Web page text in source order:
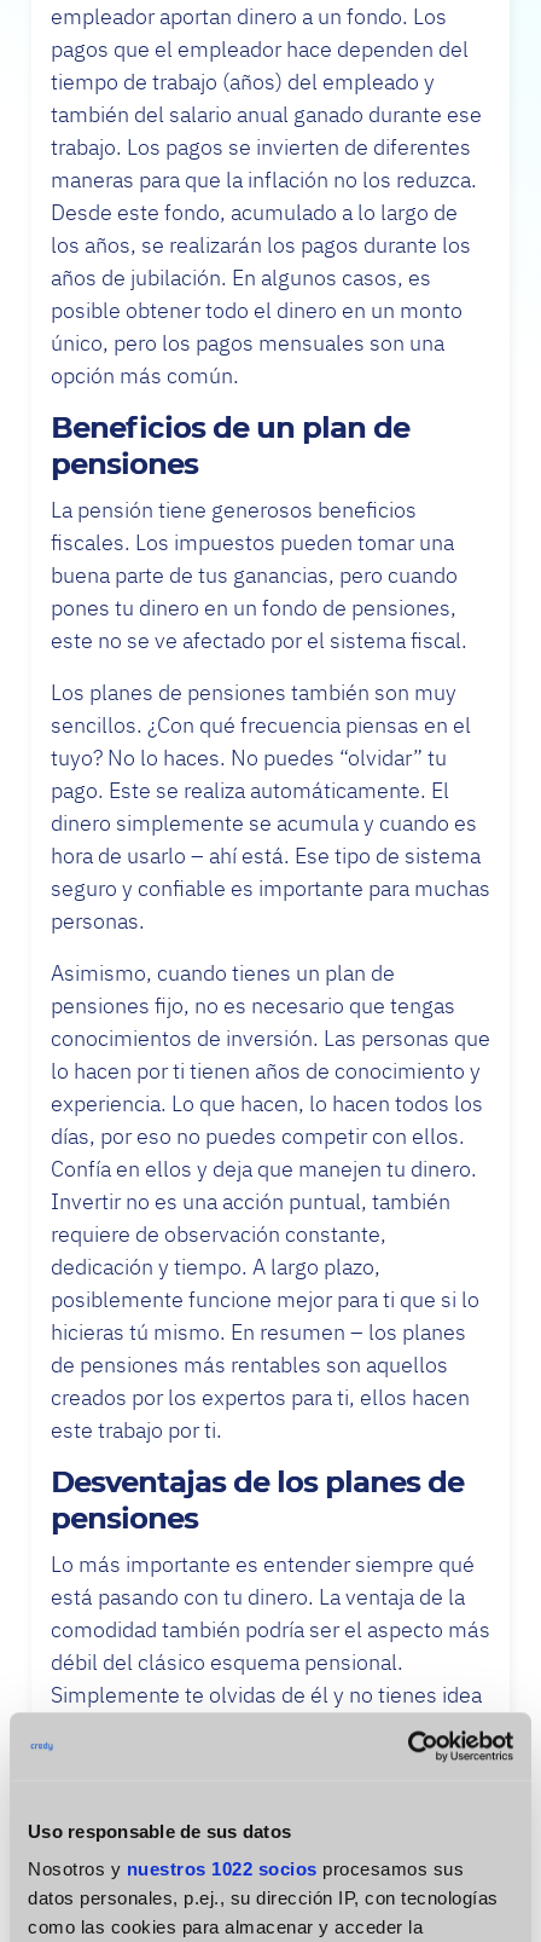
Uso responsable de sus datos
Nosotros y nuestros 1022 socios procesamos sus
datos personales, p.ej., su dirección IP, con tecnologías
como las cookies para almacenar y acceder la
empleador aportan dinero a un fondo. Los
pagos que el empleador hace dependen del
tiempo de trabajo (años) del empleado y
también del salario anual ganado durante ese
trabajo. Los pagos se invierten de diferentes
maneras para que la inflación no los reduzca.
Desde este fondo, acumulado a lo largo de
los años, se realizarán los pagos durante los
años de jubilación. En algunos casos, es
posible obtener todo el dinero en un monto
único, pero los pagos mensuales son una
opción más común.
Beneficios de un plan de
pensiones
La pensión tiene generosos beneficios
fiscales. Los impuestos pueden tomar una
buena parte de tus ganancias, pero cuando
pones tu dinero en un fondo de pensiones,
este no se ve afectado por el sistema fiscal.
Los planes de pensiones también son muy
sencillos. ¿Con qué frecuencia piensas en el
tuyo? No lo haces. No puedes “olvidar” tu
pago. Este se realiza automáticamente. El
dinero simplemente se acumula y cuando es
hora de usarlo – ahí está. Ese tipo de sistema
seguro y confiable es importante para muchas
personas.
Asimismo, cuando tienes un plan de
pensiones fijo, no es necesario que tengas
conocimientos de inversión. Las personas que
lo hacen por ti tienen años de conocimiento y
experiencia. Lo que hacen, lo hacen todos los
días, por eso no puedes competir con ellos.
Confía en ellos y deja que manejen tu dinero.
Invertir no es una acción puntual, también
requiere de observación constante,
dedicación y tiempo. A largo plazo,
posiblemente funcione mejor para ti que si lo
hicieras tú mismo. En resumen – los planes
de pensiones más rentables son aquellos
creados por los expertos para ti, ellos hacen
este trabajo por ti.
Desventajas de los planes de
pensiones
Lo más importante es entender siempre qué
está pasando con tu dinero. La ventaja de la
comodidad también podría ser el aspecto más
débil del clásico esquema pensional.
Simplemente te olvidas de él y no tienes idea
frente a la inflación. En caso de que no sepas
qué es la inflación – es la reducción en el
poder adquisitivo del dinero. Tu fondo de